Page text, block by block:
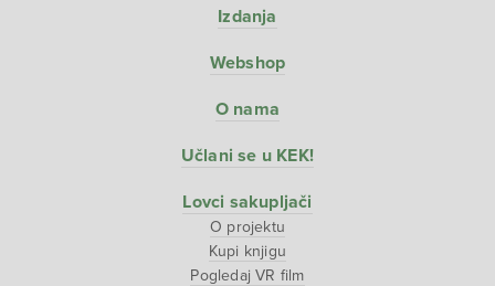
Izdanja
Webshop
O nama
Učlani se u KEK!
Lovci sakupljači
O projektu
Kupi knjigu
Pogledaj VR film